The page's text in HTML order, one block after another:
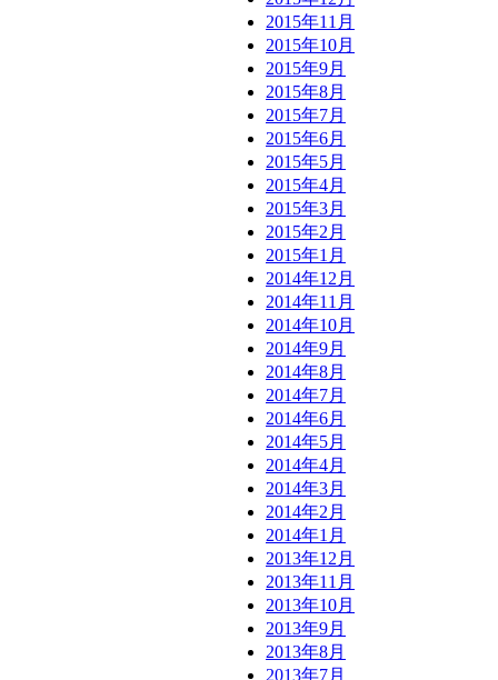
2015年11月
2015年10月
2015年9月
2015年8月
2015年7月
2015年6月
2015年5月
2015年4月
2015年3月
2015年2月
2015年1月
2014年12月
2014年11月
2014年10月
2014年9月
2014年8月
2014年7月
2014年6月
2014年5月
2014年4月
2014年3月
2014年2月
2014年1月
2013年12月
2013年11月
2013年10月
2013年9月
2013年8月
2013年7月